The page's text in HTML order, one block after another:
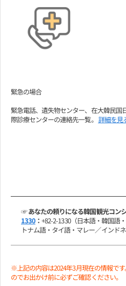
緊急の場合
緊急電話、遺失物センター、在大韓民国
際診療センターの連絡先一覧。 詳細を見
☞ あなたの頼りになる韓国観光コン
1330 ：+82-2-1330（日本語・韓国語
トナム語・タイ語・マレー／インドネ
※上記の内容は2024年3月現在の情報で
のでお出かけ前に必ずご確認ください。